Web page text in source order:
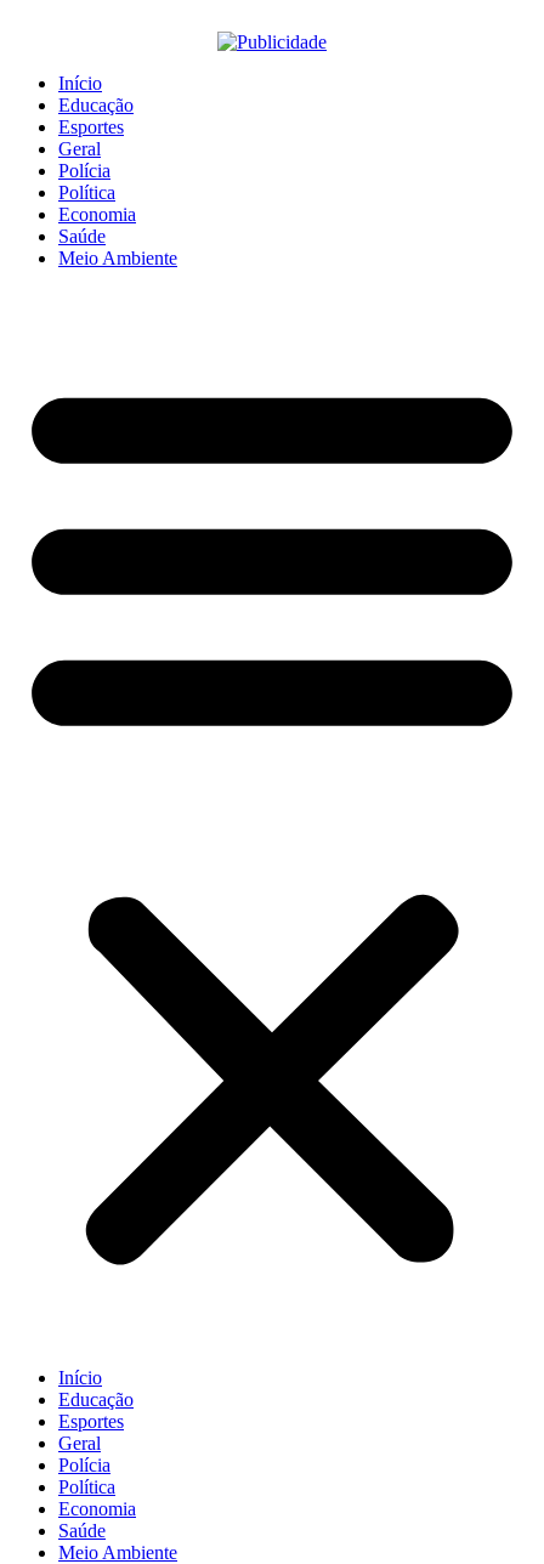
Início
Educação
Esportes
Geral
Polícia
Política
Economia
Saúde
Meio Ambiente
Início
Educação
Esportes
Geral
Polícia
Política
Economia
Saúde
Meio Ambiente